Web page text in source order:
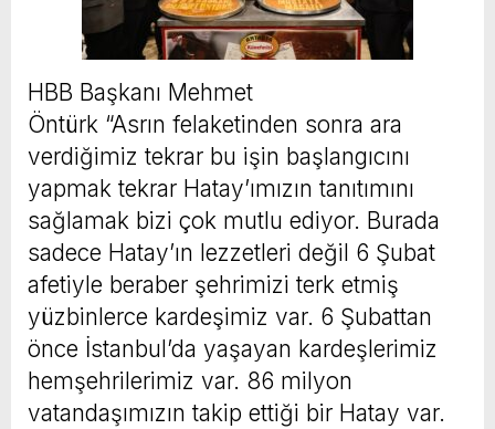
HBB Başkanı Mehmet
Öntürk “Asrın felaketinden sonra ara
verdiğimiz tekrar bu işin başlangıcını
yapmak tekrar Hatay’ımızın tanıtımını
sağlamak bizi çok mutlu ediyor. Burada
sadece Hatay’ın lezzetleri değil 6 Şubat
afetiyle beraber şehrimizi terk etmiş
yüzbinlerce kardeşimiz var. 6 Şubattan
önce İstanbul’da yaşayan kardeşlerimiz
hemşehrilerimiz var. 86 milyon
vatandaşımızın takip ettiği bir Hatay var.